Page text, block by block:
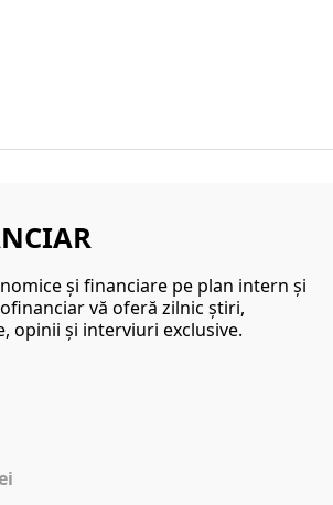
şi financiare pe plan intern şi
vă oferă zilnic ştiri,
opinii şi interviuri exclusive.